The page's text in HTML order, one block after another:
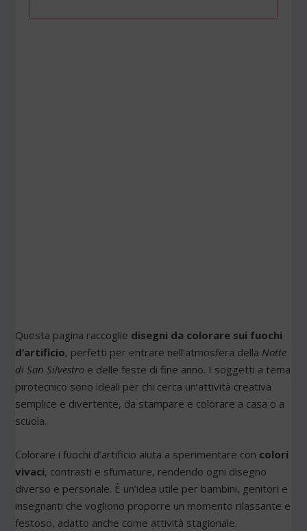
Questa pagina raccoglie disegni da colorare sui fuochi
d’artificio, perfetti per entrare nell’atmosfera della Notte
di San Silvestro e delle feste di fine anno. I soggetti a tema
pirotecnico sono ideali per chi cerca un’attività creativa
semplice e divertente, da stampare e colorare a casa o a
scuola.
Colorare i fuochi d’artificio aiuta a sperimentare con colori
vivaci, contrasti e sfumature, rendendo ogni disegno
diverso e personale. È un’idea utile per bambini, genitori e
insegnanti che vogliono proporre un momento rilassante e
festoso, adatto anche come attività stagionale.